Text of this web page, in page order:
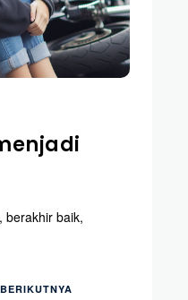
berakhir baik,
BERIKUTNYA